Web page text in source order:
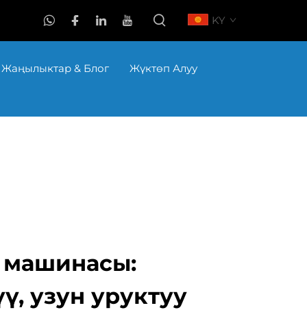
KY
Жаңылыктар & Блог
Жүктөп Алуу
машинасы:
узун уруктуу